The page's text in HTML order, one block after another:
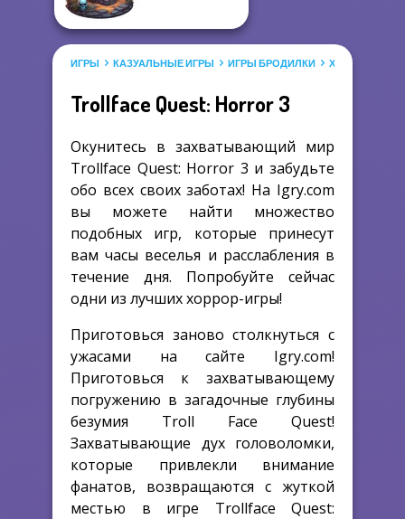
ИГРЫ КАЗУАЛЬНЫЕ ИГРЫ ИГРЫ БРОДИЛКИ ХОРРОР-ИГРЫ
Trollface Quest: Horror 3
Окунитесь в захватывающий мир
Trollface Quest: Horror 3 и забудьте
обо всех своих заботах! На Igry.com
вы можете найти множество
подобных игр, которые принесут
вам часы веселья и расслабления в
течение дня. Попробуйте сейчас
одни из лучших хоррор-игры!
Приготовься заново столкнуться с
ужасами на сайте Igry.com!
Приготовься к захватывающему
погружению в загадочные глубины
безумия Troll Face Quest!
Захватывающие дух головоломки,
которые привлекли внимание
фанатов, возвращаются с жуткой
местью в игре Trollface Quest: